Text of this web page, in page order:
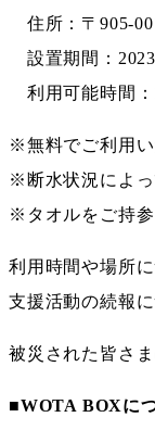
住所：〒905-
設置期間：
利用可能時間
※無料でご利用い
※断水状況によっ
※タオルをご持参
利用時間や場所
支援活動の続報
被災された皆さ
■WOTA BOXに